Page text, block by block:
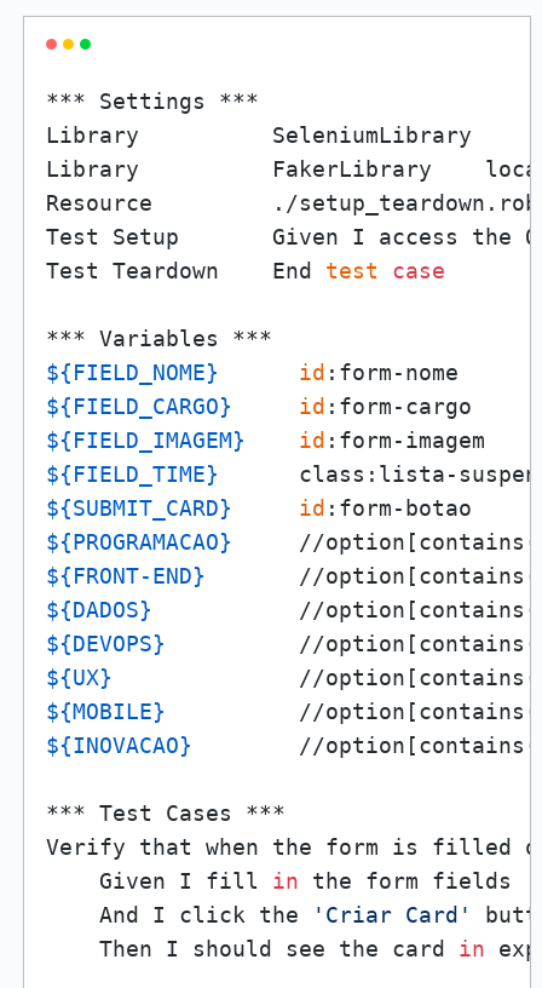
*** Settings ***
Library          SeleniumLibrary
Library          FakerLibrary
Resource         ./
Test Setup       Given I access the
Test Teardown    End test case
${FIELD_NOME}
id
${FIELD_CARGO}
id
${FIELD_IMAGEM}
id
${FIELD_TIME}
${SUBMIT_CARD}
id
${PROGRAMACAO}
//
${FRONT-END}
//
${DADOS}
//
${DEVOPS}
//
${UX}
//
${MOBILE}
//
${INOVACAO}
//
*** Test Cases ***
Verify that when the form is filled
    Given I fill
in the form fields
    And I click the
'Criar Card'
    Then I should see the card
in